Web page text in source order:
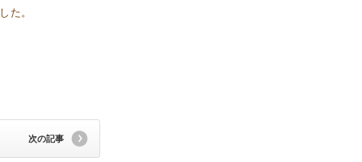
た。
次の記事